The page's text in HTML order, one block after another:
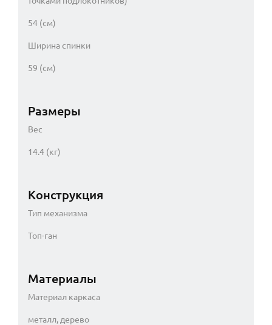
54 (см)
Ширина спинки
59 (см)
Размеры
Вес
14.4 (кг)
Конструкция
Тип механизма
Топ-ган
Материалы
Материал каркаса
металл, дерево